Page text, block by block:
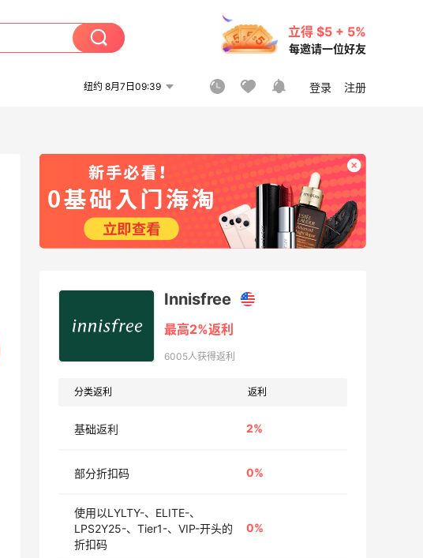
立得 $5 + 5%
每邀请一位好友
纽约 8月7日09:39 登录 注册
Innisfree
最高2%返利
6005人获得返利
分类返利 返利
基础返利 2%
部分折扣码 0%
使用以LYLTY-、ELITE-、
LPS2Y25-、Tier1-、VIP-开头的
折扣码
0%